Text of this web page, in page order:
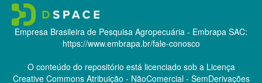
Empresa Brasileira de Pesquisa Agropecuária - Embrapa SAC:
https://www.embrapa.br/fale-conosco
O conteúdo do repositório está licenciado sob a Licença
Creative CommonsAtribuição - NãoComercial - SemDerivações